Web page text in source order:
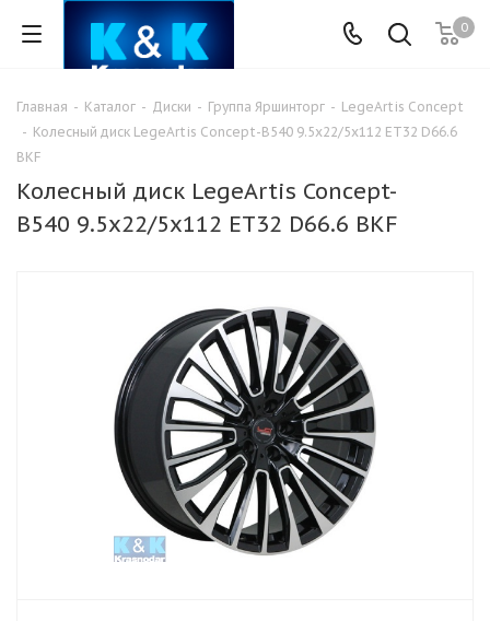
0
Главная - Каталог - Диски - Группа Яршинторг - LegeArtis Concept
- Колесный диск LegeArtis Concept-B540 9.5x22/5x112 ET32 D66.6
BKF
Колесный диск LegeArtis Concept-
B540 9.5x22/5x112 ET32 D66.6 BKF